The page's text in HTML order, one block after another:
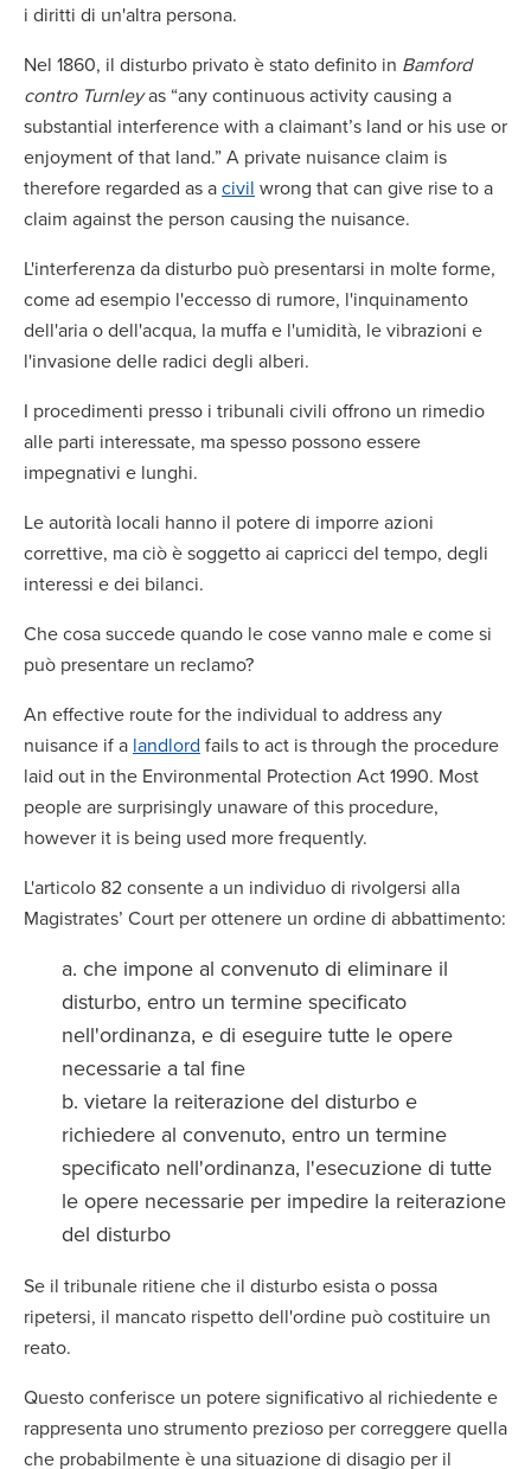
i diritti di un'altra persona.
Nel 1860, il disturbo privato è stato definito in Bamford
contro Turnleyas “any continuous activity causing a
substantial interference with a claimant’s land or his use or
enjoyment of that land.” A private nuisance claim is
therefore regarded as acivil wrong that can give rise to a
claim against the person causing the nuisance.
L'interferenza da disturbo può presentarsi in molte forme,
come ad esempio l'eccesso di rumore, l'inquinamento
dell'aria o dell'acqua, la muffa e l'umidità, le vibrazioni e
l'invasione delle radici degli alberi.
I procedimenti presso i tribunali civili offrono un rimedio
alle parti interessate, ma spesso possono essere
impegnativi e lunghi.
Le autorità locali hanno il potere di imporre azioni
correttive, ma ciò è soggetto ai capricci del tempo, degli
interessi e dei bilanci.
Che cosa succede quando le cose vanno male e come si
può presentare un reclamo?
An effective route for the individual to address any
nuisance if a landlord fails to act is through the procedure
laid out in the Environmental Protection Act 1990. Most
people are surprisingly unaware of this procedure,
however it is being used more frequently.
L'articolo 82 consente a un individuo di rivolgersi alla
Magistrates’ Court per ottenere un ordine di abbattimento:
che impone al convenuto di eliminare il
disturbo, entro un termine specificato
nell'ordinanza, e di eseguire tutte le opere
necessarie a tal fine
vietare la reiterazione del disturbo e
richiedere al convenuto, entro un termine
specificato nell'ordinanza, l'esecuzione di tutte
le opere necessarie per impedire la reiterazione
del disturbo
Se il tribunale ritiene che il disturbo esista o possa
ripetersi, il mancato rispetto dell'ordine può costituire un
reato.
Questo conferisce un potere significativo al richiedente e
rappresenta uno strumento prezioso per correggere quella
che probabilmente è una situazione di disagio per il